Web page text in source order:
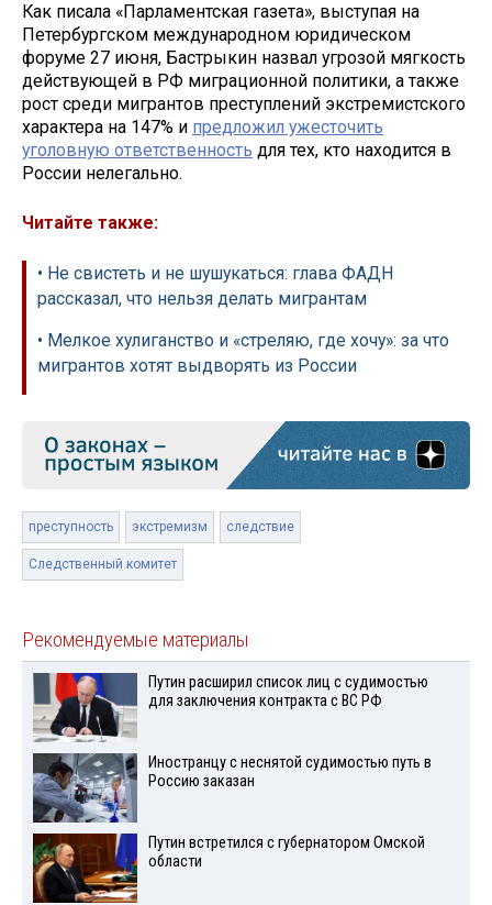
Как писала «Парламентская газета», выступая на
Петербургском международном юридическом
форуме 27 июня, Бастрыкин назвал угрозой мягкость
действующей в РФ миграционной политики, а также
рост среди мигрантов преступлений экстремистского
характера на 147% и предложил ужесточить
уголовную ответственность для тех, кто находится в
России нелегально.
Читайте также:
• Не свистеть и не шушукаться: глава ФАДН
рассказал, что нельзя делать мигрантам
• Мелкое хулиганство и «стреляю, где хочу»: за что
мигрантов хотят выдворять из России
преступность экстремизм следствие
Следственный комитет
Рекомендуемые материалы
Путин расширил список лиц с судимостью
для заключения контракта с ВС РФ
Иностранцу с неснятой судимостью путь в
Россию заказан
Путин встретился с губернатором Омской
области